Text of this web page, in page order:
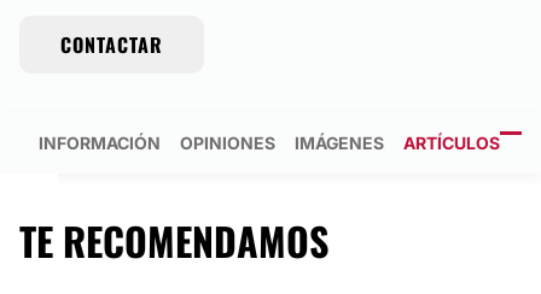
CONTACTAR
INFORMACIÓN OPINIONES IMÁGENES ARTÍCULOS
TE RECOMENDAMOS